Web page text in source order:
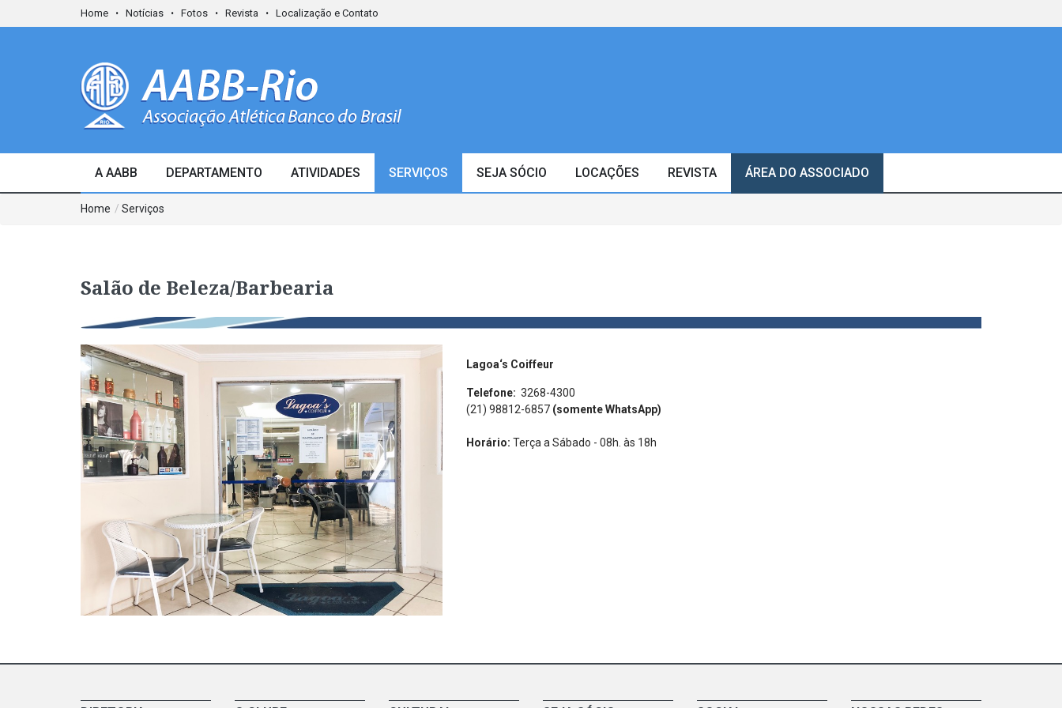
Home Notícias Fotos Revista Localização e Contato
A AABB DEPARTAMENTO ATIVIDADES SERVIÇOS SEJA SÓCIO LOCAÇÕES REVISTA ÁREA DO ASSOCIADO
Home / Serviços
Salão de Beleza/Barbearia
Lagoa‘s Coiffeur
Telefone: 3268-4300
(21) 98812-6857(somente WhatsApp)
Horário: Terça a Sábado - 08h. às 18h